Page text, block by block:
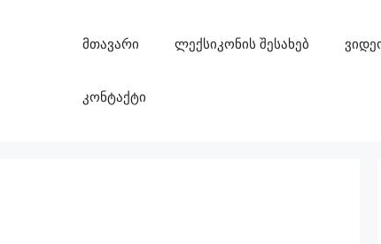
მთავარი ლექსიკონის შესახებ
კონტაქტი